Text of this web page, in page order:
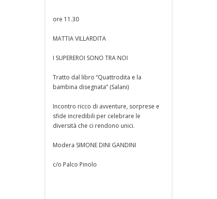
ore 11.30
MATTIA VILLARDITA
I SUPEREROI SONO TRA NOI
Tratto dal libro “Quattrodita e la
bambina disegnata” (Salani)
Incontro ricco di avventure, sorprese e
sfide incredibili per celebrare le
diversità che ci rendono unici.
Modera SIMONE DINI GANDINI
c/o Palco Pinolo